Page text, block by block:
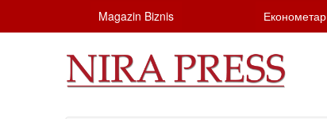
Magazin Biznis Економетар